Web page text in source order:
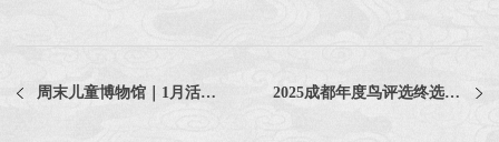
周末儿童博物馆｜1月活动日历 2025成都年度鸟评选终选投票